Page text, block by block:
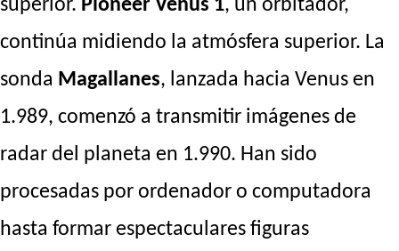
superior. Pioneer Venus 1, un orbitador,
continúa midiendo la atmósfera superior. La
sonda Magallanes, lanzada hacia Venus en
1.989, comenzó a transmitir imágenes de
radar del planeta en 1.990. Han sido
procesadas por ordenador o computadora
hasta formar espectaculares figuras